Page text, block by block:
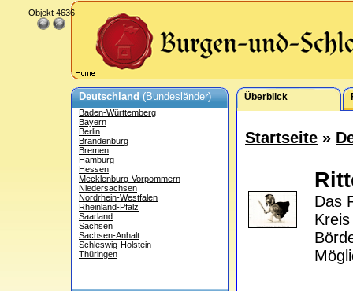
Deutschland(Bundesländer)
Baden-Württemberg
Bayern
Berlin
Brandenburg
Bremen
Hamburg
Hessen
Mecklenburg-Vorpommern
Niedersachsen
Nordrhein-Westfalen
Rheinland-Pfalz
Saarland
Sachsen
Sachsen-Anhalt
Schleswig-Holstein
Thüringen
Überblick
Startseite »
Das
Objekt 4636